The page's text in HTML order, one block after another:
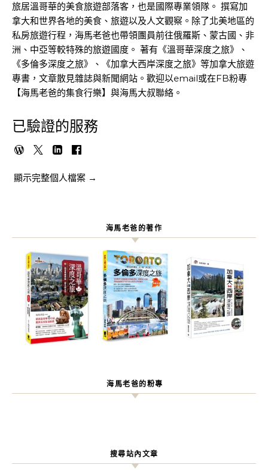
旅居溫哥華的美食旅遊部落客，也是國際專業領隊。 撰寫加
拿大和世界各地的美食、旅遊以及人文觀察。除了北美地區的
私房旅遊行程，海馬老爸也帶領團員前往俄羅斯、蒙古國、非
洲、中亞等較特殊的旅遊國度。 著有《溫哥華深度之旅》、
《多倫多深度之旅》、《加拿大西岸深度之旅》等加拿大旅遊
專書，文章散見雜誌與新聞網站。歡迎以email或在FB粉專
【海馬老爸的集食行樂】與海馬大叔聯絡。
已驗證的服務
顯示完整個人檔案 →
海馬老爸的著作
海馬老爸的粉專
搜尋站內文章